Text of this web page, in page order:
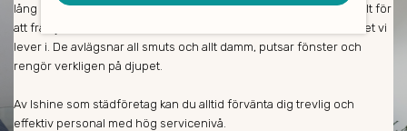
lång erfarenhet och städar enbart med miljövänliga produkter. Allt för
att främja såväl dina medarbetares hälsa som naturen och klimatet vi
lever i. De avlägsnar all smuts och allt damm, putsar fönster och
rengör verkligen på djupet.
Av Ishine som städföretag kan du alltid förvänta dig trevlig och
effektiv personal med hög servicenivå.